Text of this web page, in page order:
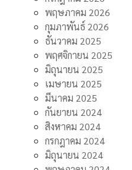
พฤษภาคม 2026
กุมภาพันธ์ 2026
ธันวาคม 2025
พฤศจิกายน 2025
มิถุนายน 2025
เมษายน 2025
มีนาคม 2025
กันยายน 2024
สิงหาคม 2024
กรกฎาคม 2024
มิถุนายน 2024